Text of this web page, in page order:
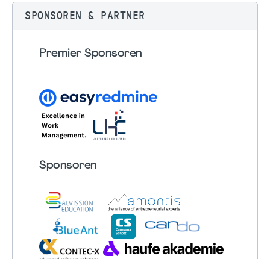
SPONSOREN & PARTNER
Premier Sponsoren
Sponsoren